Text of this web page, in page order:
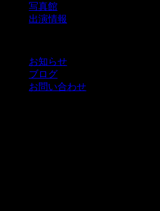
写真館
出演情報
お知らせ
ブログ
お問い合わせ